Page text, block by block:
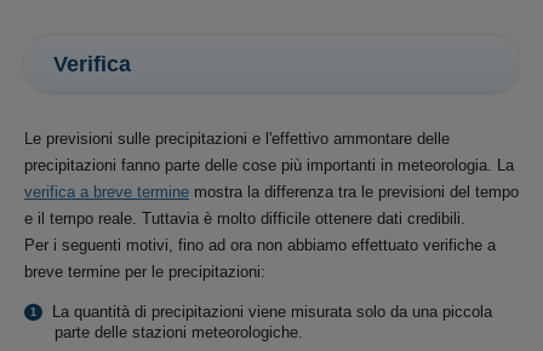
Verifica
Le previsioni sulle precipitazioni e l'effettivo ammontare delle
precipitazioni fanno parte delle cose più importanti in meteorologia. La
verifica a breve termine mostra la differenza tra le previsioni del tempo
e il tempo reale. Tuttavia è molto difficile ottenere dati credibili.
Per i seguenti motivi, fino ad ora non abbiamo effettuato verifiche a
breve termine per le precipitazioni:
La quantità di precipitazioni viene misurata solo da una piccola
parte delle stazioni meteorologiche.